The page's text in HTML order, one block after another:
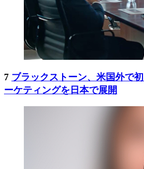
7 ブラックストーン、米国外で
ーケティングを日本で展開